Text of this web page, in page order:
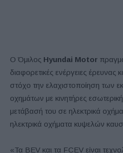
Ο Όμιλος Hyundai Motor
διαφορετικές ενέργειες έρευνας
στόχο την ελαχιστοποίηση των
οχημάτων με κινητήρες
μετάβασή του σε ηλεκτρικά
ηλεκτρικά οχήματα κυψελών
«Τα BEV και τα FCEV είναι